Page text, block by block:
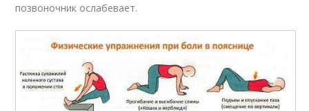
позвоночник ослабевает.